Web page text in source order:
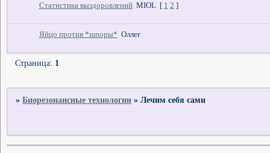
Статистика выздоровлений MIOL [ 1 2 ]
Яйцо против *шпоры* Оллег
Страница: 1
»Биорезонансные технологии »Лечим себя сами